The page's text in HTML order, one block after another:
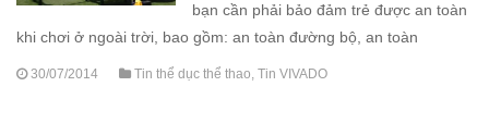
bạn cần phải bảo đảm trẻ được an toàn
khi chơi ở ngoài trời, bao gồm: an toàn đường bộ, an toàn
30/07/2014 Tin thể dục thể thao, Tin VIVADO